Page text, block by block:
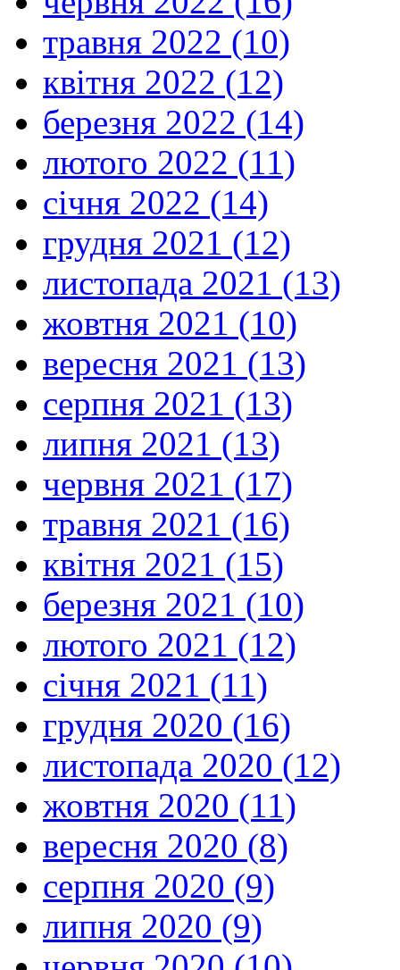
травня 2022 (10)
квітня 2022 (12)
березня 2022 (14)
лютого 2022 (11)
січня 2022 (14)
грудня 2021 (12)
листопада 2021 (13)
жовтня 2021 (10)
вересня 2021 (13)
серпня 2021 (13)
липня 2021 (13)
червня 2021 (17)
травня 2021 (16)
квітня 2021 (15)
березня 2021 (10)
лютого 2021 (12)
січня 2021 (11)
грудня 2020 (16)
листопада 2020 (12)
жовтня 2020 (11)
вересня 2020 (8)
серпня 2020 (9)
липня 2020 (9)